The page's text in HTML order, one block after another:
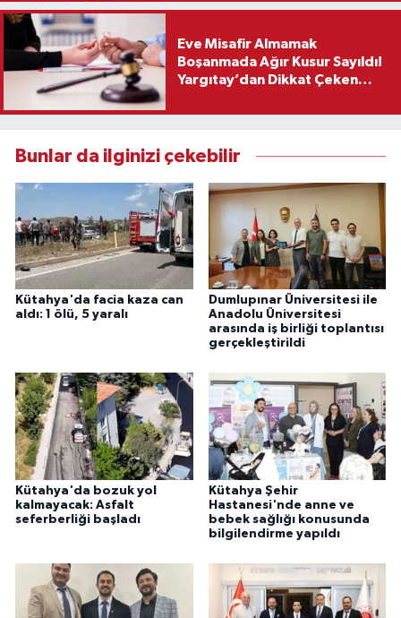
Eve Misafir Almamak
Boşanmada Ağır Kusur Sayıldı!
Yargıtay’dan Dikkat Çeken
Bunlar da ilginizi çekebilir
Kütahya'da facia kaza can
aldı: 1 ölü, 5 yaralı
Dumlupınar Üniversitesi ile
Anadolu Üniversitesi
arasında iş birliği toplantısı
gerçekleştirildi
Kütahya'da bozuk yol
kalmayacak: Asfalt
seferberliği başladı
Kütahya Şehir
Hastanesi'nde anne ve
bebek sağlığı konusunda
bilgilendirme yapıldı